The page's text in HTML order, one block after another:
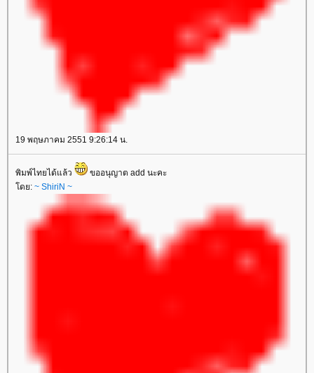
19 พฤษภาคม 2551 9:26:14 น.
พิมพ์ไทยได้แล้ว
ขออนุญาต add นะคะ
ดย: ~ ShiriN ~